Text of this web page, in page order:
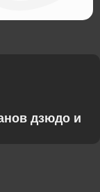
дзюдо и